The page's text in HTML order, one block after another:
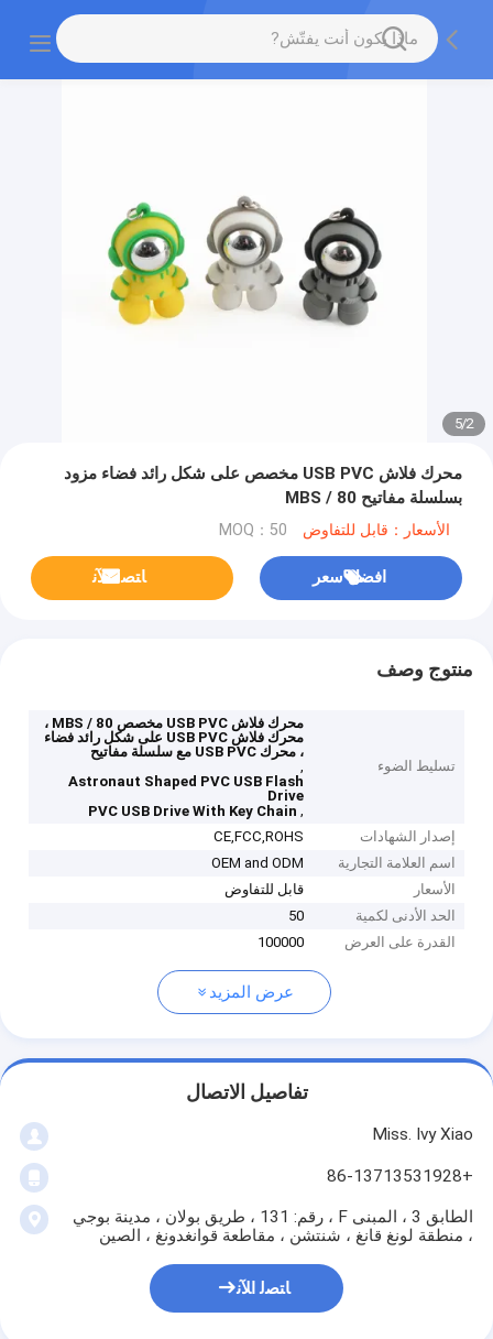
2
/
5
محرك فلاش USB PVC مخصص على شكل رائد فضاء مزود
بسلسلة مفاتيح 80 / MBS
الأسعار：قابل للتفاوض MOQ：50
افضل سعر ﺎﺘﺼﻟ ﺍﻶﻧ
منتوج وصف
تسليط الضوء
محرك فلاش USB PVC مخصص 80 / MBS ،
محرك فلاش USB PVC على شكل رائد فضاء
، محرك USB PVC مع سلسلة مفاتيح
,
Astronaut Shaped PVC USB Flash
Drive
,
PVC USB Drive With Key Chain
إصدار الشهادات
CE,FCC,ROHS
اسم العلامة التجارية
OEM and ODM
الأسعار
قابل للتفاوض
الحد الأدنى لكمية
50
القدرة على العرض
100000
عرض المزيد
تفاصيل الاتصال
Miss. Ivy Xiao
+86-13713531928
الطابق 3 ، المبنى F ، رقم: 131 ، طريق بولان ، مدينة بوجي
، منطقة لونغ قانغ ، شنتشن ، مقاطعة قوانغدونغ ، الصين
ﺎﺘﺼﻟ ﺍﻶﻧ